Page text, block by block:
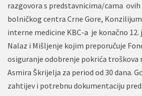
razgovora s predstavnicima/cama
bolničkog centra Crne Gore,
interne medicine KBC-a je konačno 12.
Nalaz i Mišljenje kojim preporučuje
osiguranje odobrenje pokrića troškova
Asmira Škrijelja za period od 30 dana.
zahtijev i potrebnu dokumentaciju